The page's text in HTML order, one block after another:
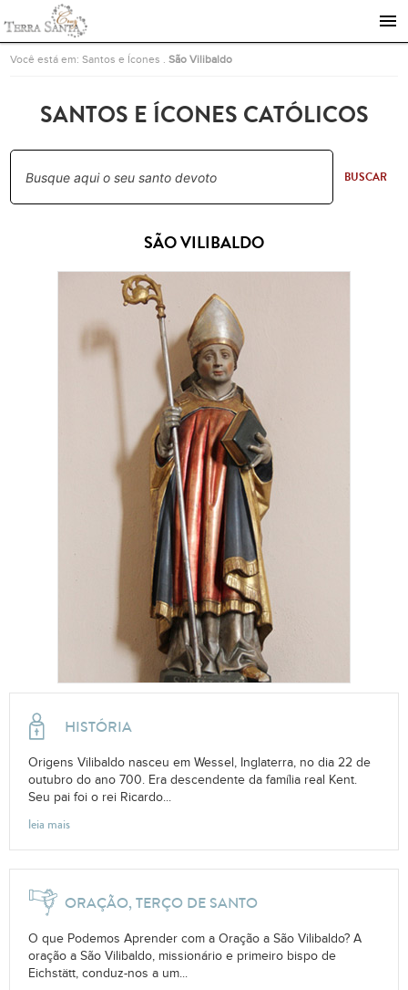
Ir para a página inicial
Você está em:Santos e Ícones .São Vilibaldo
SANTOS E ÍCONES CATÓLICOS
BUSCAR
SÃO VILIBALDO
HISTÓRIA
Origens Vilibaldo nasceu em Wessel, Inglaterra, no dia 22 de
outubro do ano 700. Era descendente da família real Kent.
Seu pai foi o rei Ricardo...
leia mais
ORAÇÃO, TERÇO DE SANTO
O que Podemos Aprender com a Oração a São Vilibaldo? A
oração a São Vilibaldo, missionário e primeiro bispo de
Eichstätt, conduz-nos a um...